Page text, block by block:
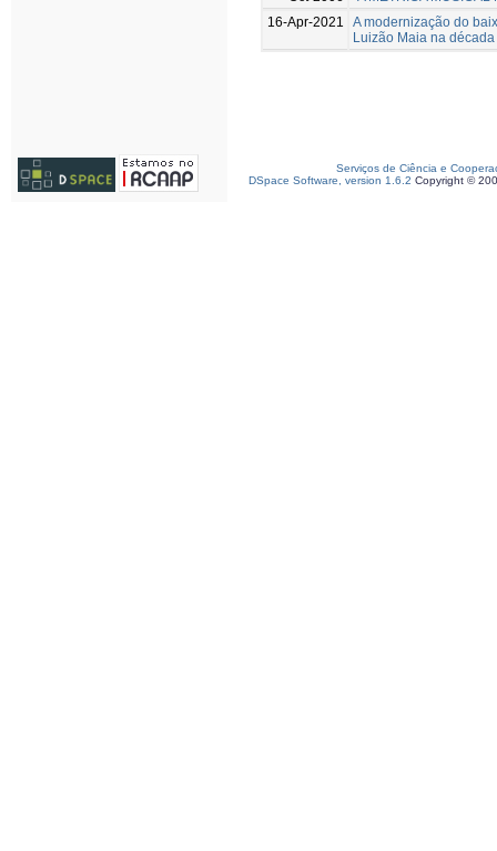
16-Apr-2021
A modernização do
Luizão Maia na
Serviços de Ciência e
DSpace Software, version 1.6.2 Copyright ©